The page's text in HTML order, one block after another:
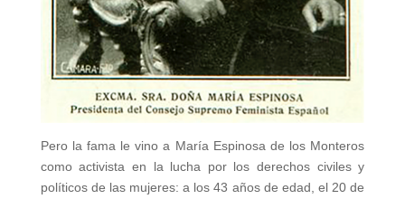
Pero la fama le vino a María Espinosa de los Monteros
como activista en la lucha por los derechos civiles y
políticos de las mujeres: a los 43 años de edad, el 20 de